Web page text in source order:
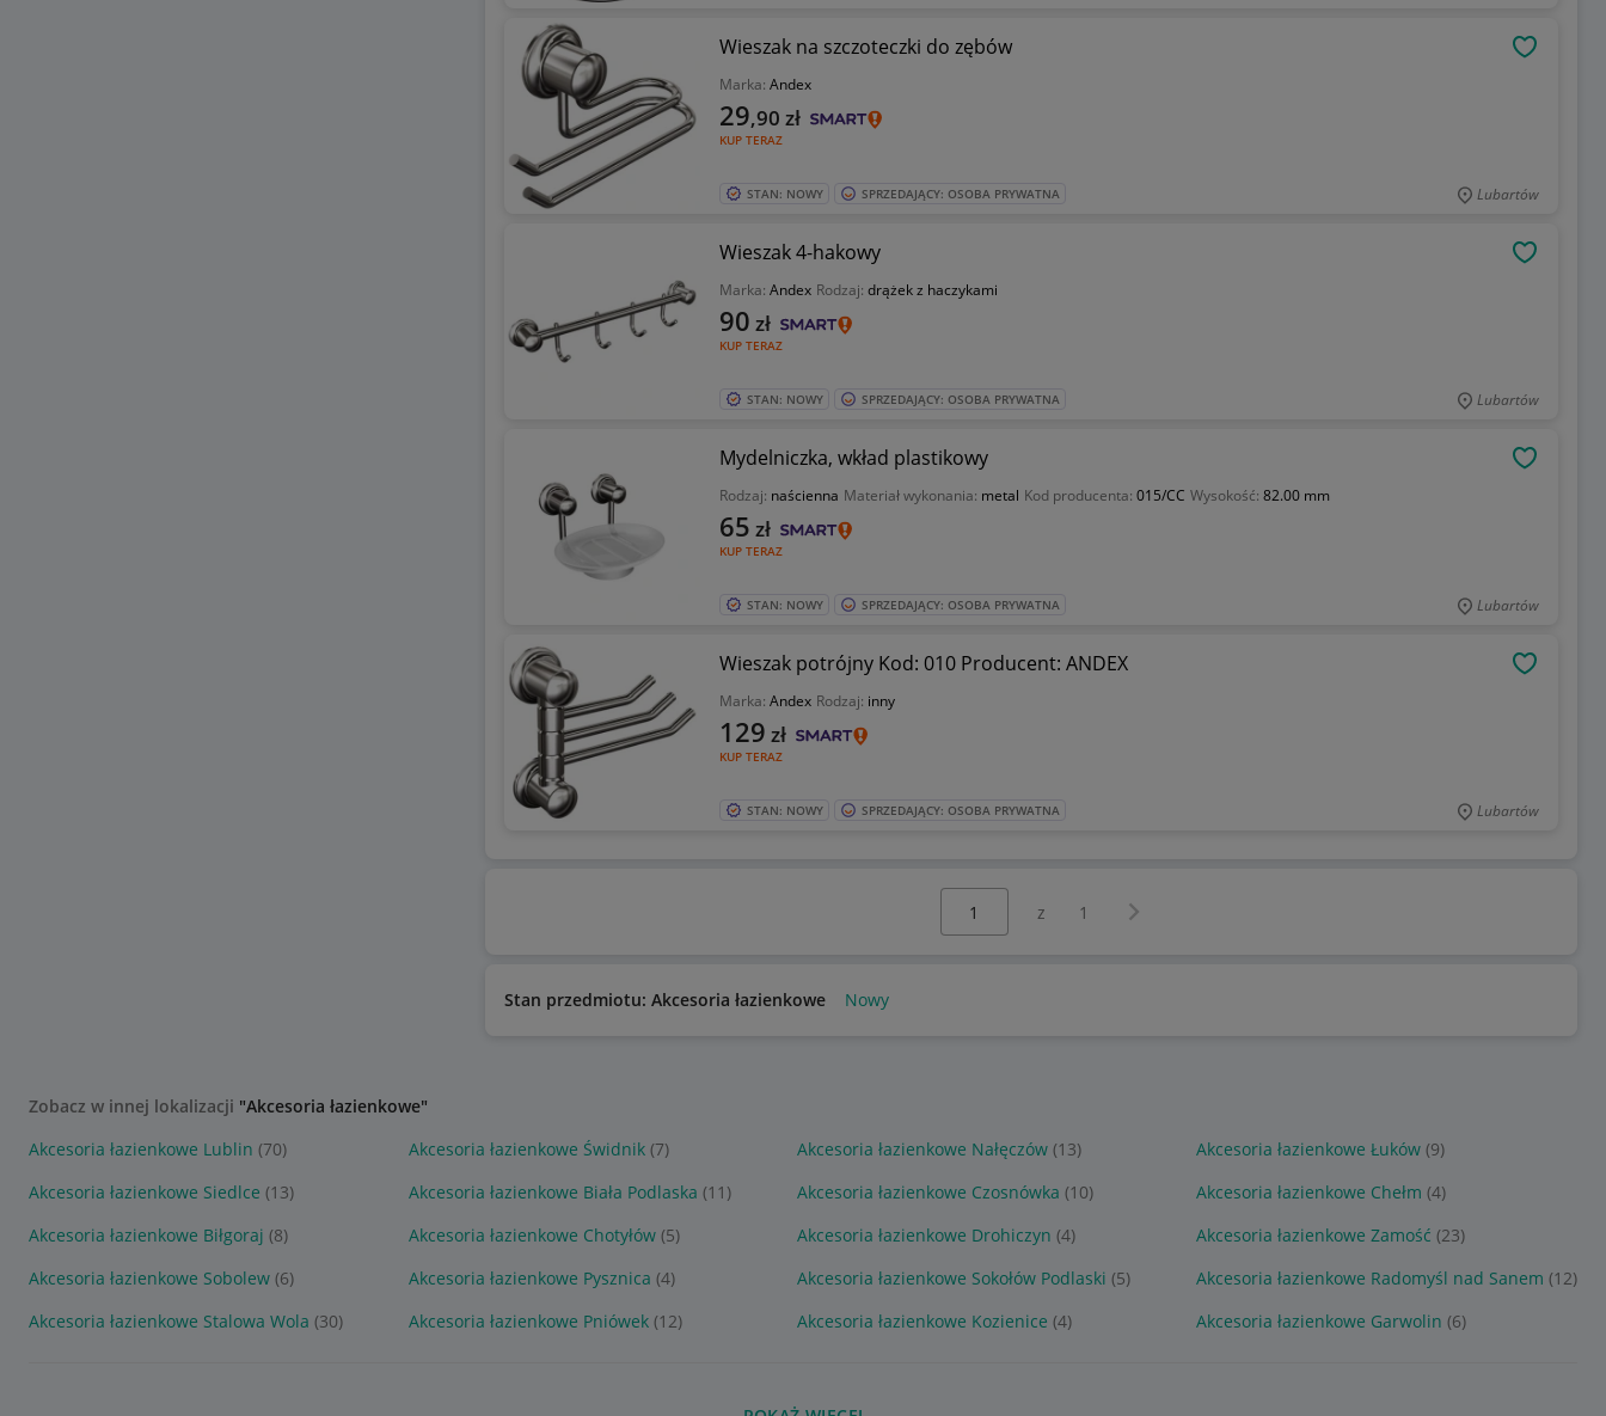
Wieszak na szczoteczki do zębów
Marka: Andex
KUP TERAZ
29,90 zł
STAN: NOWY SPRZEDAJĄCY: OSOBA PRYWATNA Lubartów
Wieszak 4-hakowy
Marka: Andex Rodzaj: drążek z haczykami
KUP TERAZ
90 zł
STAN: NOWY SPRZEDAJĄCY: OSOBA PRYWATNA Lubartów
Mydelniczka, wkład plastikowy
Rodzaj: naścienna Materiał wykonania: metal Kod producenta: 015/CC Wysokość: 82.00 mm
KUP TERAZ
65 zł
STAN: NOWY SPRZEDAJĄCY: OSOBA PRYWATNA Lubartów
Wieszak potrójny Kod: 010 Producent: ANDEX
Marka: Andex Rodzaj: inny
KUP TERAZ
129 zł
STAN: NOWY SPRZEDAJĄCY: OSOBA PRYWATNA Lubartów
z 1 Następna strona
Stan przedmiotu: Akcesoria łazienkowe Nowy
Zobacz w innej lokalizacji "Akcesoria łazienkowe"
Akcesoria łazienkowe Lublin (70) Akcesoria łazienkowe Świdnik (7) Akcesoria łazienkowe Nałęczów (13) Akcesoria łazienkowe Łuków (9)
Akcesoria łazienkowe Siedlce (13) Akcesoria łazienkowe Biała Podlaska (11) Akcesoria łazienkowe Czosnówka (10) Akcesoria łazienkowe Chełm (4)
Akcesoria łazienkowe Biłgoraj (8) Akcesoria łazienkowe Chotyłów (5) Akcesoria łazienkowe Drohiczyn (4) Akcesoria łazienkowe Zamość (23)
Akcesoria łazienkowe Sobolew (6) Akcesoria łazienkowe Pysznica (4) Akcesoria łazienkowe Sokołów Podlaski (5) Akcesoria łazienkowe Radomyśl nad Sanem (12)
Akcesoria łazienkowe Stalowa Wola (30) Akcesoria łazienkowe Pniówek (12) Akcesoria łazienkowe Kozienice (4) Akcesoria łazienkowe Garwolin (6)